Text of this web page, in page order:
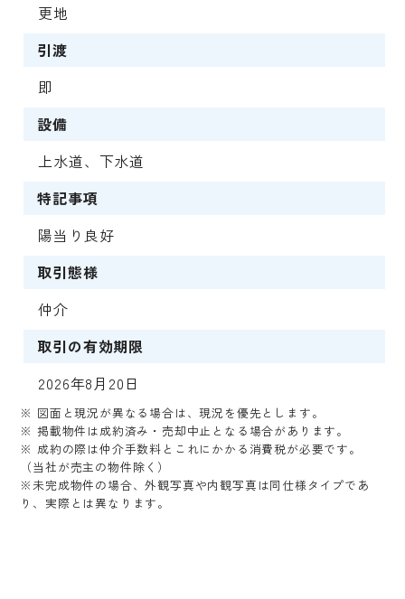
更地
引渡
即
設備
上水道、下水道
特記事項
陽当り良好
取引態様
仲介
取引の有効期限
2026年8月20日
※ 図面と現況が異なる場合は、現況を優先とします。
※ 掲載物件は成約済み・売却中止となる場合があります。
※ 成約の際は仲介手数料とこれにかかる消費税が必要です。
（当社が売主の物件除く）
※未完成物件の場合、外観写真や内観写真は同仕様タイプであ
り、実際とは異なります。